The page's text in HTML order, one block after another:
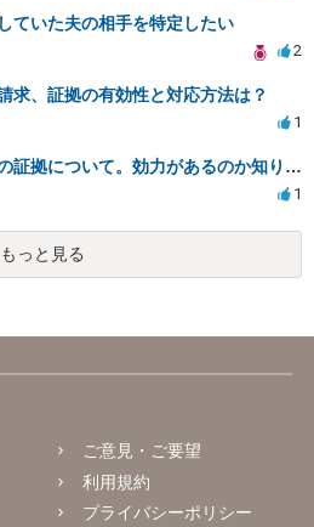
ていた夫の相手を特定したい
2
求、証拠の有効性と対応方法は？
1
慰謝料請求時の不定の証拠について。効力があるのか知りたい。
1
もっと見る
ご意見・ご要望
利用規約
プライバシーポリシー